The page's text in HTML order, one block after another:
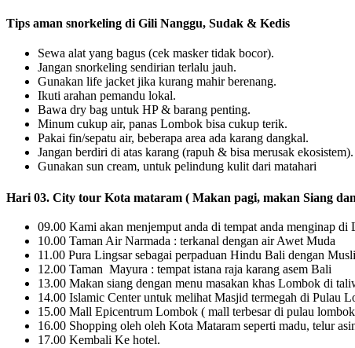
Tips aman snorkeling di Gili Nanggu, Sudak & Kedis
Sewa alat yang bagus (cek masker tidak bocor).
Jangan snorkeling sendirian terlalu jauh.
Gunakan life jacket jika kurang mahir berenang.
Ikuti arahan pemandu lokal.
Bawa dry bag untuk HP & barang penting.
Minum cukup air, panas Lombok bisa cukup terik.
Pakai fin/sepatu air, beberapa area ada karang dangkal.
Jangan berdiri di atas karang (rapuh & bisa merusak ekosistem).
Gunakan sun cream, untuk pelindung kulit dari matahari
Hari 03. City tour Kota mataram ( Makan pagi, makan Siang
09.00 Kami akan menjemput anda di tempat anda menginap di
10.00 Taman Air Narmada : terkanal dengan air Awet Muda
11.00 Pura Lingsar sebagai perpaduan Hindu Bali dengan
12.00 Taman Mayura : tempat istana raja karang asem Bali
13.00 Makan siang dengan menu masakan khas Lombok di
14.00 Islamic Center untuk melihat Masjid termegah di Pulau
15.00 Mall Epicentrum Lombok ( mall terbesar di pulau
16.00 Shopping oleh oleh Kota Mataram seperti madu, telur
17.00 Kembali Ke hotel.